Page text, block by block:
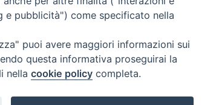
Abbonamento Singola
e pubblicità") come specificato nella
puoi avere maggiori informazioni sui
questa informativa proseguirai la
nella cookie policy completa.